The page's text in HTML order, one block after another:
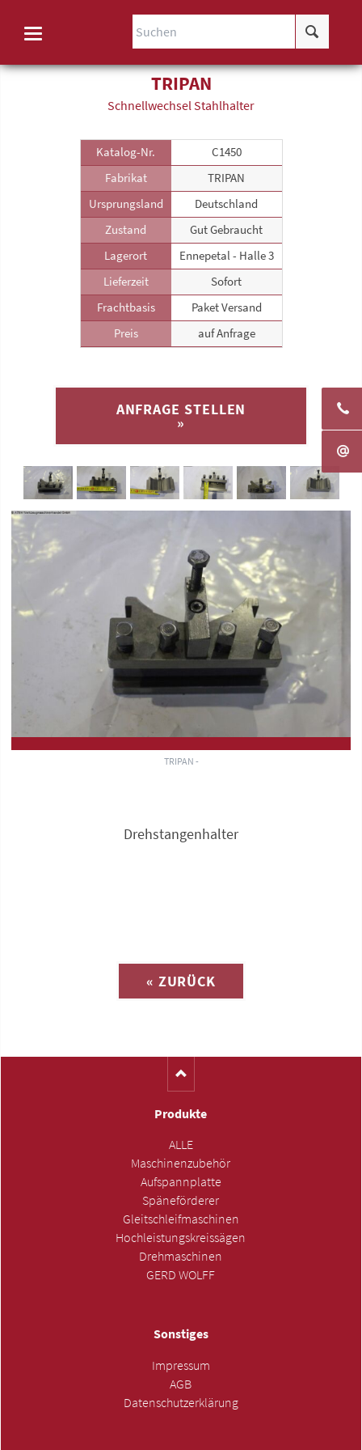
TRIPAN -
TRIPAN
Schnellwechsel Stahlhalter
Katalog-Nr.
C1450
Fabrikat
TRIPAN
Ursprungsland
Deutschland
Zustand
Gut Gebraucht
Lagerort
Ennepetal - Halle 3
Lieferzeit
Sofort
Frachtbasis
Paket Versand
Preis
auf Anfrage
ANFRAGE STELLEN
»
Drehstangenhalter
« ZURÜCK
Produkte
ALLE
Maschinenzubehör
Aufspannplatte
Späneförderer
Gleitschleifmaschinen
Hochleistungskreissägen
Drehmaschinen
GERD WOLFF
Sonstiges
Impressum
AGB
Datenschutzerklärung